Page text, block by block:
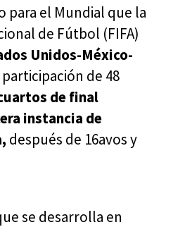
para el Mundial que la
de Fútbol (FIFA)
Unidos-México-
de 48
de final
instancia de
después de 16avos y
se desarrolla en